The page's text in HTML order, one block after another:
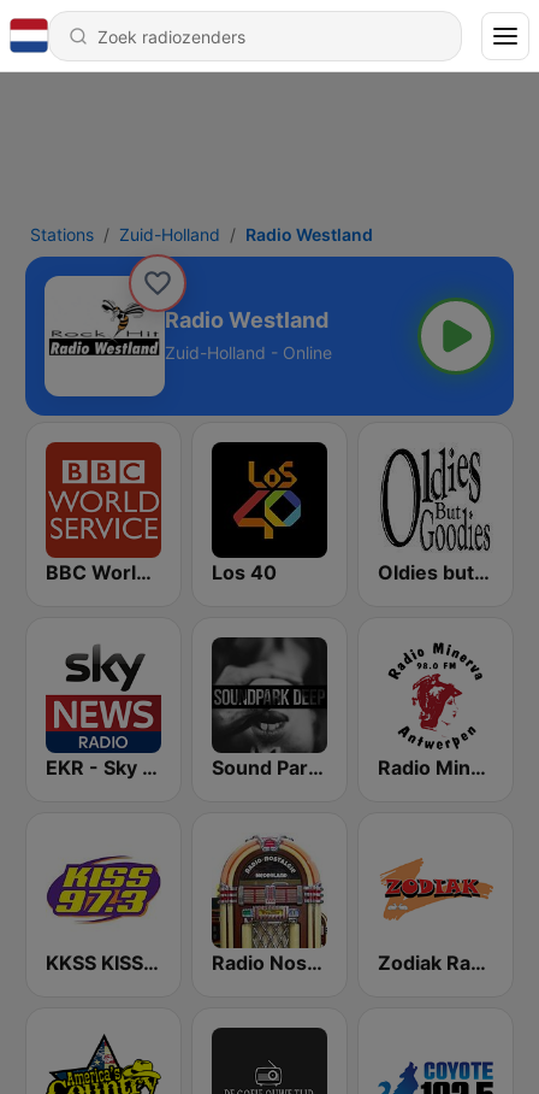
Stations Zuid-Holland Radio Westland
Radio Westland
Zuid-Holland - Online
BBC World Service Los 40 Oldies but Goodies
EKR - Sky News Radio Sound Park #DEEP Radio Minerva 98.0
KKSS KISS 97.3 FM Radio Nostalgie Nederland Zodiak Radio